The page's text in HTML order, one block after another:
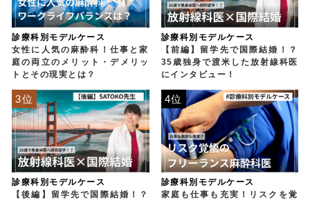
診療科別モデルケース
女性に人気の麻酔科！仕事と家
庭の両立のメリット・デメリッ
トとその現実とは？
診療科別モデルケース
【前編】留学先で国際結婚！？
35歳独身で渡米した放射線科医
にインタビュー！
診療科別モデルケース
【後編】留学先で国際結婚！？
3位
診療科別モデルケース
家庭も仕事も充実！リスクを覚
4位